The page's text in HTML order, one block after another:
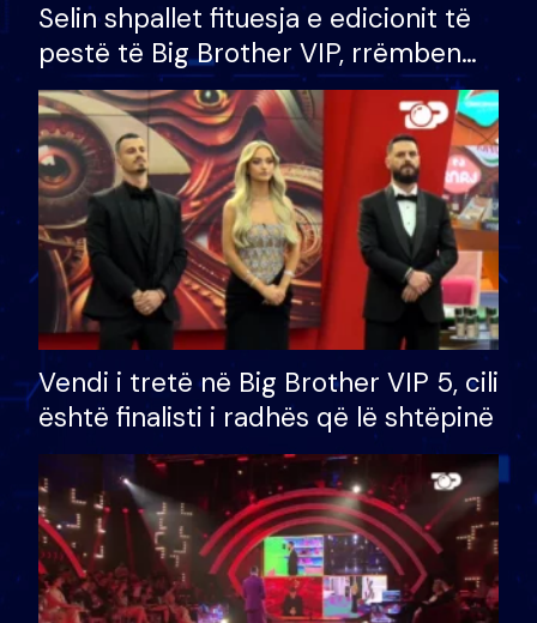
Selin shpallet fituesja e edicionit të
pestë të Big Brother VIP, rrëmben
çmimin e madh prej 100 mijë eurosh
Vendi i tretë në Big Brother VIP 5, cili
është finalisti i radhës që lë shtëpinë